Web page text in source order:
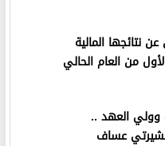
نتائجها المالية
من العام الحالي
وولي العهد ..
عساف